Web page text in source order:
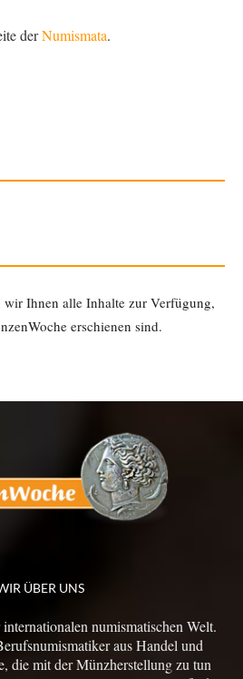
derNumismata.
wir Ihnen alle Inhalte zur Verfügung,
erschienen sind.
ÜBER UNS
numismatischen Welt.
aus Handel und
die mit der Münzherstellung zu tun